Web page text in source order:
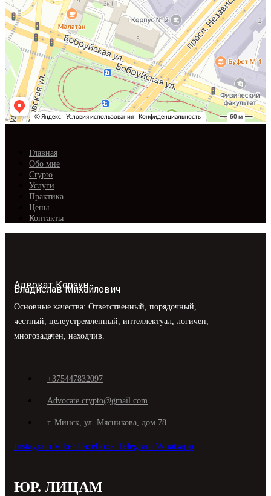
Главная
Обо мне
Crypto
Услуги
Практика
Цены
Контакты
Адвокат Корзун
Владислав Михайлович
Основные качества: Ответственный, порядочный,
честный, целеустремленный, интеллектуал, логичен,
многозадачен, находчив.
+375447832097
Advocate.crypto@gmail.com
г. Минск, ул. Мясникова, дом 78
Instagram Viber Facebook Telegram Whatsapp
ЮР. ЛИЦАМ